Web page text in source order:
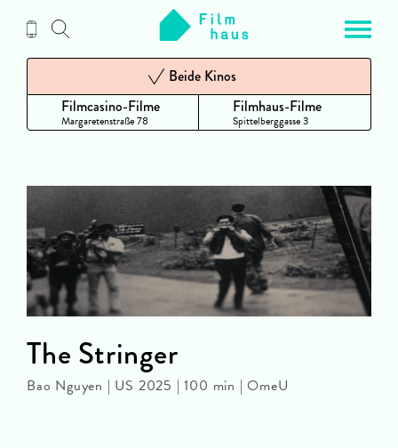
Inhalt
Filmcasino-Filme
Margaretenstraße 78
Beide Kinos
Filmhaus-Filme
Spittelberggasse 3
The Stringer
Bao Nguyen | US 2025 | 100 min | OmeU